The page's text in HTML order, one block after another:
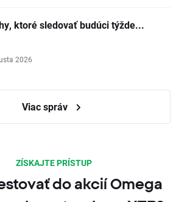
ktoré sledovať budúci týžde...
2026
Viac správ
ZÍSKAJTE PRÍSTUP
do akcií Omega